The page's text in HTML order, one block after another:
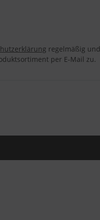
regelmäßig und
per E-Mail zu.